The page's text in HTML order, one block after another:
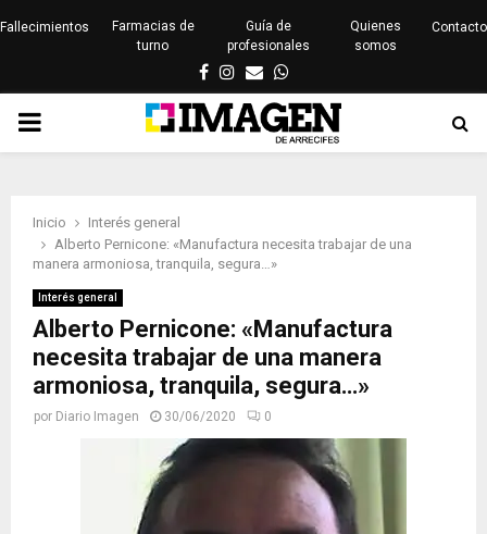
Fallecimientos
Farmacias de
turno
Guía de
profesionales
Quienes
somos
Contacto
Facebook
Instagram
EmailWhatsapp
PRIMARY
Inicio
Interés general
Alberto Pernicone: «Manufactura necesita trabajar de una
manera armoniosa, tranquila, segura…»
Interés general
Alberto Pernicone: «Manufactura
necesita trabajar de una manera
armoniosa, tranquila, segura…»
por Diario Imagen 30/06/2020 0